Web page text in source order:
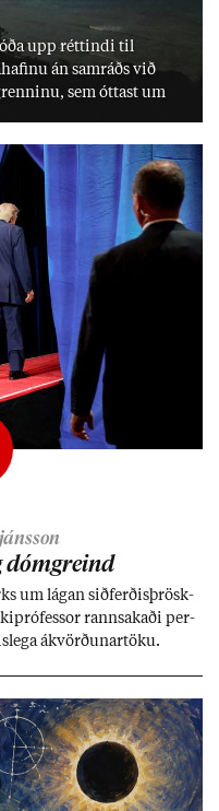
upp rétt­indi til
án sam­ráðs við
sem ótt­ast um
dómgreind
um lág­an sið­ferð­is­þrösk­
rann­sak­aði per­
ákvörð­un­ar­töku.